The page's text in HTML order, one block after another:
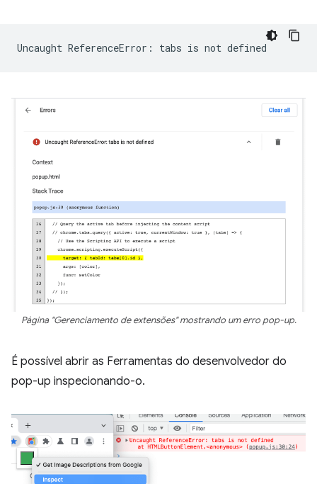
Página "Gerenciamento de extensões" mostrando um erro pop-up.
É possível abrir as Ferramentas do desenvolvedor do
pop-up inspecionando-o.